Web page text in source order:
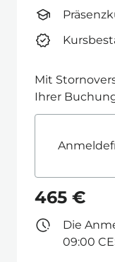
Mit
Ihrer
465 €
Die
09:00